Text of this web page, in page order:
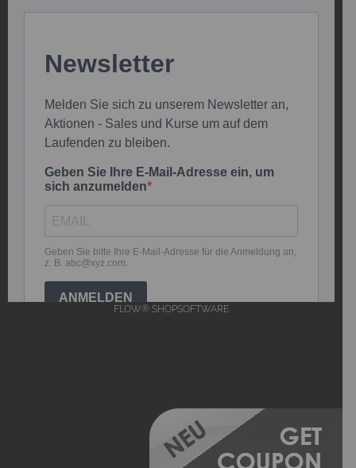
FLOW® SHOPSOFTWARE